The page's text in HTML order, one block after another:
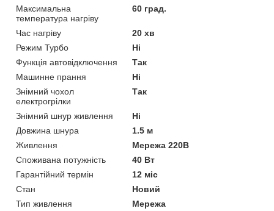
Максимальна
температура нагріву
60 град.
Час нагріву
20 хв
Режим Турбо
Ні
Функція автовідключення
Так
Машинне прання
Ні
Знімний чохол
електрогрілки
Так
Знімний шнур живлення
Ні
Довжина шнура
1.5 м
Живлення
Мережа 220В
Споживана потужність
40 Вт
Гарантійний термін
12 міс
Стан
Новий
Тип живлення
Мережа